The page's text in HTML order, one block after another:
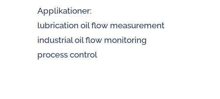
Applikationer:
lubrication oil flow measurement
industrial oil flow monitoring
process control